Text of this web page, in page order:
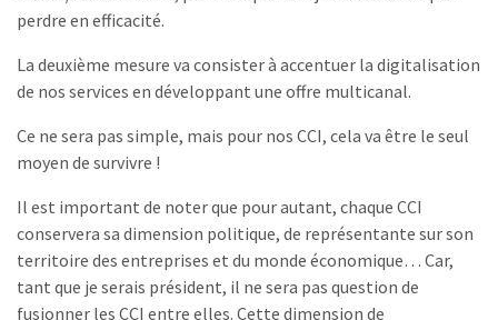
perdre en efficacité.
La deuxième mesure va consister à accentuer la digitalisation
de nos services en développant une offre multicanal.
Ce ne sera pas simple, mais pour nos CCI, cela va être le seul
moyen de survivre !
Il est important de noter que pour autant, chaque CCI
conservera sa dimension politique, de représentante sur son
territoire des entreprises et du monde économique… Car,
tant que je serais président, il ne sera pas question de
fusionner les CCI entre elles. Cette dimension de